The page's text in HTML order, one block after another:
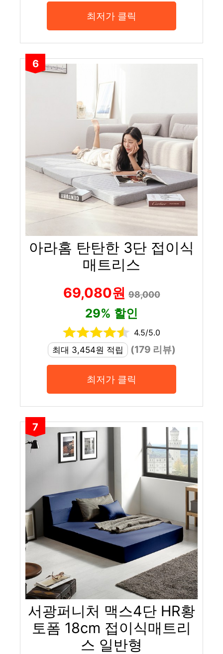
최저가 클릭
6
아라홈 탄탄한 3단 접이식
매트리스
69,080원98,000
29% 할인
4.5/5.0
최대 3,454원 적립
(179 리뷰)
최저가 클릭
7
서광퍼니처 맥스4단 HR황
토폼 18cm 접이식매트리
스 일반형